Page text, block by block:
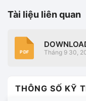
Tài liệu liên quan
PDF Tháng 9 30,
THÔNG SỐ KỸ